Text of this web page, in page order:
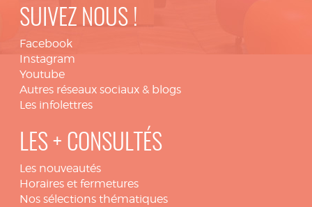
SUIVEZ NOUS !
Facebook
Instagram
Youtube
Autres réseaux sociaux & blogs
Les infolettres
LES + CONSULTÉS
Les nouveautés
Horaires et fermetures
Nos sélections thématiques